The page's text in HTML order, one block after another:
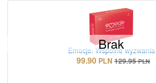
Brak
Emocje: Wspólne wyzwania
99.90 PLN 129.95 PLN